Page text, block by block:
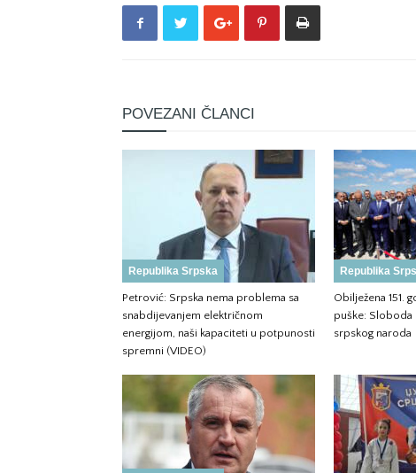
POVEZANI ČLANCI
Republika Srpska
Petrović: Srpska nema problema sa
snabdijevanjem električnom
energijom, naši kapaciteti u potpunosti
spremni (VIDEO)
Republika
Obilježena 151.
puške: Sloboda
srpskog naroda